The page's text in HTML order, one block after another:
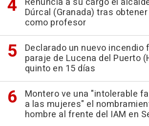
Dúrcal (Granada) tras
como profesor
Declarado un nuevo incendio
paraje de Lucena del Puerto
quinto en 15 días
Montero ve una "intolerable
a las mujeres" el
hombre al frente del IAM en